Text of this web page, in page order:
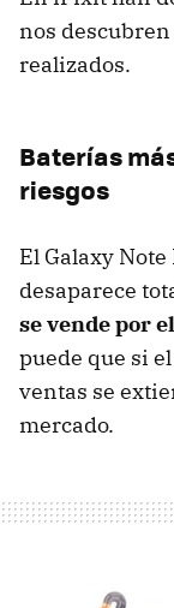
nos
realizados.
Baterías
riesgos
El Galaxy
desaparece
se vende por
puede que si
ventas se
mercado.